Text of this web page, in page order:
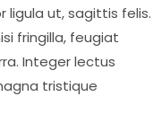
ligula ut, sagittis felis.
fringilla, feugiat
Integer lectus
tristique